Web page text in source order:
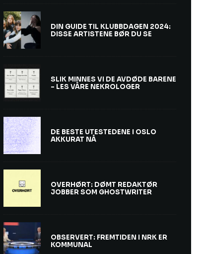
DIN GUIDE TIL KLUBBDAGEN 2024:
DISSE ARTISTENE BØR DU SE
SLIK MINNES VI DE AVDØDE BARENE
– LES VÅRE NEKROLOGER
DE BESTE UTESTEDENE I OSLO
AKKURAT NÅ
OVERHØRT: DØMT REDAKTØR
JOBBER SOM GHOSTWRITER
OBSERVERT: FREMTIDEN I NRK ER
KOMMUNAL